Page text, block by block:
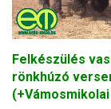
Felkészülés
rönkhúzó